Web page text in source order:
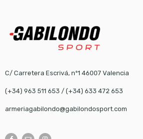
C/ Carretera Escrivá, nº1 46007 Valencia
(+34) 963 511 653 / (+34) 633 472 653
armeriagabilondo@gabilondosport.com